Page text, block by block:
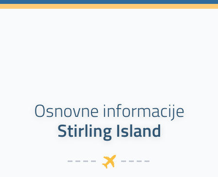
Osnovne informacije
Stirling Island